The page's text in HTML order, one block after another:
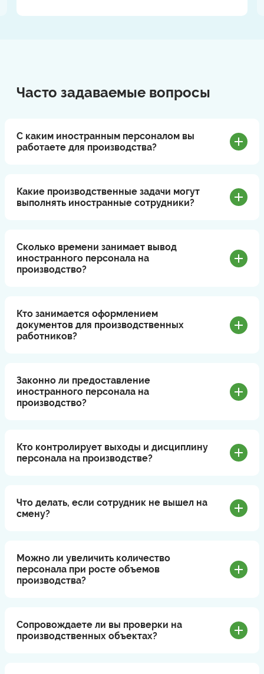
Часто задаваемые вопросы
С каким иностранным персоналом вы
работаете для производства?
Какие производственные задачи могут
выполнять иностранные сотрудники?
Сколько времени занимает вывод
иностранного персонала на
производство?
Кто занимается оформлением
документов для производственных
работников?
Законно ли предоставление
иностранного персонала на
производство?
Кто контролирует выходы и дисциплину
персонала на производстве?
Что делать, если сотрудник не вышел на
смену?
Можно ли увеличить количество
персонала при росте объемов
производства?
Сопровождаете ли вы проверки на
производственных объектах?